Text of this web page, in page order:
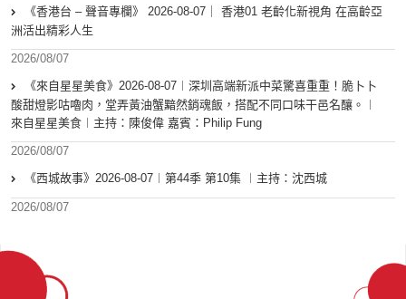
《香港台 – 聲音專欄》 2026-08-07｜ 香港01 老齡化新視角 在高齡亞
洲活出精彩人生
2026/08/07
《來自星星美食》2026-08-07︱深圳高端新派中菜驚喜重重！脆卜卜
酸甜燈影咕嚕肉，堂弄黃油蟹黯然銷魂飯，搭配不同口味干邑名釀。︱
來自星星美食︱主持：陳俊偉 嘉賓：Philip Fung
2026/08/07
《西城故事》2026-08-07︱第44季 第10集 ︱主持：沈西城
2026/08/07